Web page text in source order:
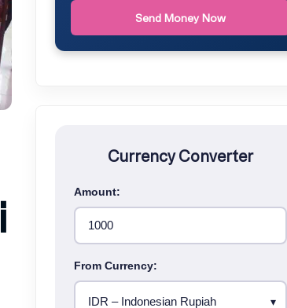
Send Money Now
Currency Converter
Amount:
From Currency: